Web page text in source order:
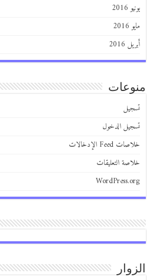
يونيو 2016
مايو 2016
أبريل 2016
منوعات
تسجيل
تسجيل الدخول
خلاصات Feed الإدخالات
خلاصة التعليقات
WordPress.org
الزوار